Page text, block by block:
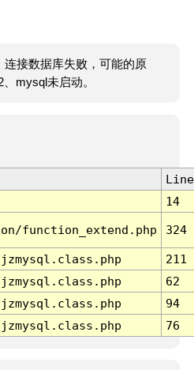
连接数据库失败，可能的原
mysql未启动。
Line
14
function_extend.php 324
211
62
94
76